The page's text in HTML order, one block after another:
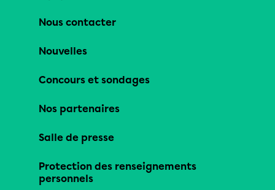
Nous contacter
Nouvelles
Concours et sondages
Nos partenaires
Salle de presse
Protection des renseignements
personnels